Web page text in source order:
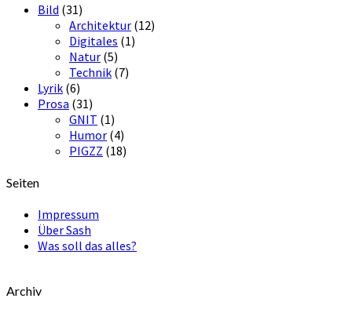
Bild (31)
Architektur (12)
Digitales (1)
Natur (5)
Technik (7)
Lyrik (6)
Prosa (31)
GNIT (1)
Humor (4)
PIGZZ (18)
Seiten
Impressum
Über Sash
Was soll das alles?
Archiv